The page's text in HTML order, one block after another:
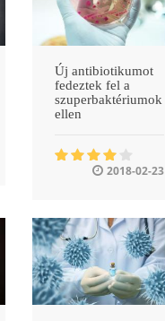
Új antibiotikumot
fedeztek fel a
szuperbaktériumok
ellen
2018-02-23